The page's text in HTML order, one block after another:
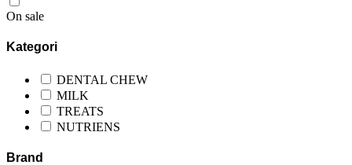
On sale
Kategori
DENTAL CHEW
MILK
TREATS
NUTRIENS
Brand